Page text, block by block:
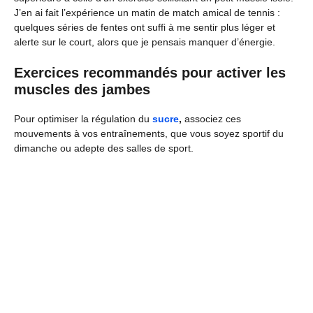
J’en ai fait l’expérience un matin de match amical de tennis :
quelques séries de fentes ont suffi à me sentir plus léger et
alerte sur le court, alors que je pensais manquer d’énergie.
Exercices recommandés pour activer les
muscles des jambes
Pour optimiser la régulation du sucre, associez ces
mouvements à vos entraînements, que vous soyez sportif du
dimanche ou adepte des salles de sport.